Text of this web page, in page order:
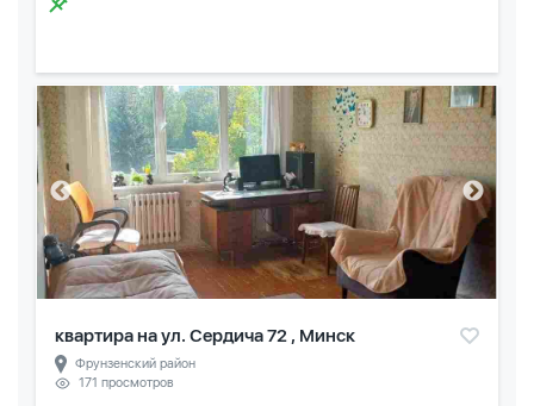
квартира на ул. Сердича 72 , Минск
Фрунзенский район
171 просмотров